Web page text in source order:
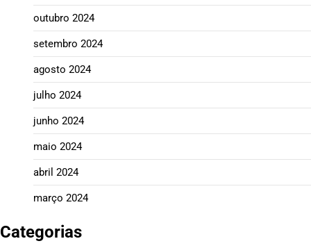
outubro 2024
setembro 2024
agosto 2024
julho 2024
junho 2024
maio 2024
abril 2024
março 2024
Categorias